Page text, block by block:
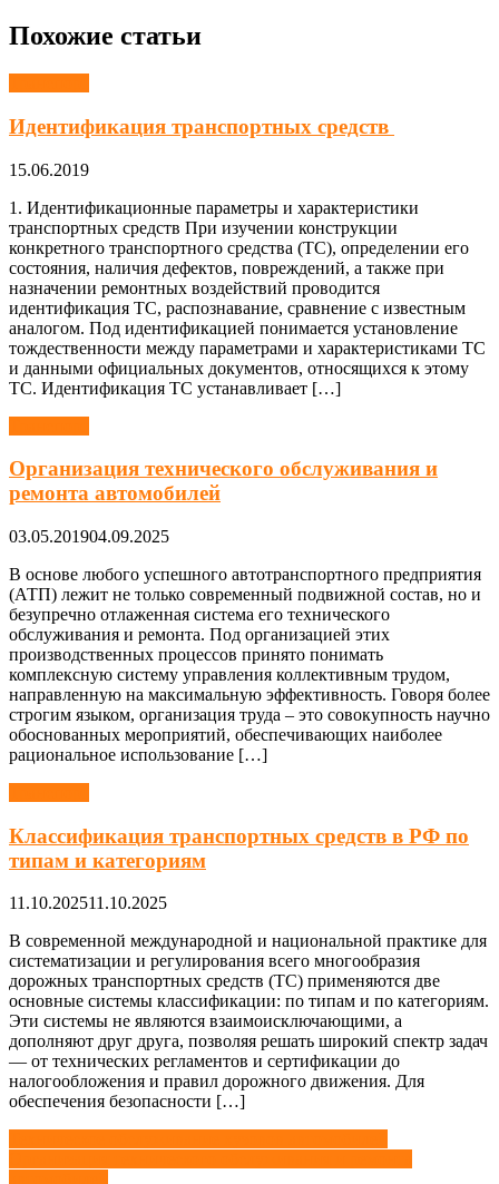
Похожие статьи
Идентификация транспортных средств
15.06.2019
1. Идентификационные параметры и характеристики
транспортных средств При изучении конструкции
конкретного транспортного средства (ТС), определении его
состояния, наличия дефектов, повреждений, а также при
назначении ремонтных воздействий проводится
идентификация ТС, распознавание, сравнение с известным
аналогом. Под идентификацией понимается установление
тождественности между параметрами и характеристиками ТС
и данными официальных документов, относящихся к этому
ТС. Идентификация ТС устанавливает […]
Организация технического обслуживания и
ремонта автомобилей
03.05.201904.09.2025
В основе любого успешного автотранспортного предприятия
(АТП) лежит не только современный подвижной состав, но и
безупречно отлаженная система его технического
обслуживания и ремонта. Под организацией этих
производственных процессов принято понимать
комплексную систему управления коллективным трудом,
направленную на максимальную эффективность. Говоря более
строгим языком, организация труда – это совокупность научно
обоснованных мероприятий, обеспечивающих наиболее
рациональное использование […]
Классификация транспортных средств в РФ по
типам и категориям
11.10.202511.10.2025
В современной международной и национальной практике для
систематизации и регулирования всего многообразия
дорожных транспортных средств (ТС) применяются две
основные системы классификации: по типам и по категориям.
Эти системы не являются взаимоисключающими, а
дополняют друг друга, позволяя решать широкий спектр задач
— от технических регламентов и сертификации до
налогообложения и правил дорожного движения. Для
обеспечения безопасности […]
Навигация
по